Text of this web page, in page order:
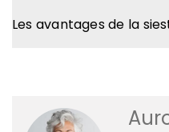
Les avantages de la